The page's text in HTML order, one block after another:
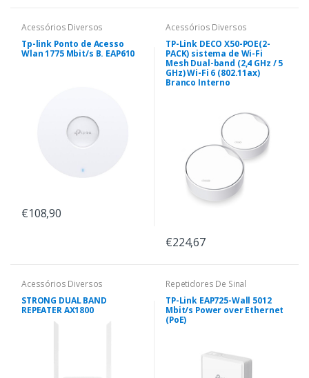
Acessórios Diversos
Tp-link Ponto de Acesso
Wlan 1775 Mbit/s B. EAP610
€108,90
Acessórios Diversos
TP-Link DECO X50-POE(2-
PACK) sistema de Wi-Fi
Mesh Dual-band (2,4 GHz / 5
GHz) Wi-Fi 6 (802.11ax)
Branco Interno
€224,67
Acessórios Diversos
STRONG DUAL BAND
REPEATER AX1800
Repetidores De Sinal
TP-Link EAP725-Wall 5012
Mbit/s Power over Ethernet
(PoE)